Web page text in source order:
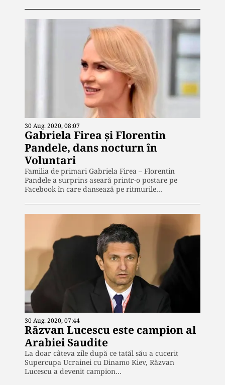
30 Aug. 2020, 08:07
Gabriela Firea și Florentin
Pandele, dans nocturn în
Voluntari
Familia de primari Gabriela Firea – Florentin
Pandele a surprins aseară printr-o postare pe
Facebook în care dansează pe ritmurile…
30 Aug. 2020, 07:44
Răzvan Lucescu este campion al
Arabiei Saudite
La doar câteva zile după ce tatăl său a cucerit
Supercupa Ucrainei cu Dinamo Kiev, Răzvan
Lucescu a devenit campion…